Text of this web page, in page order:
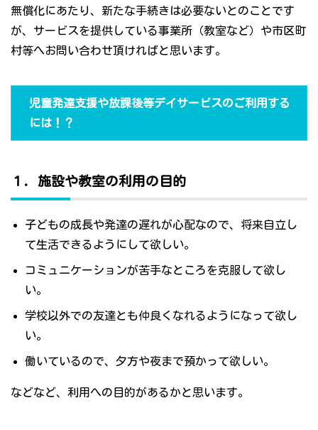
無償化にあたり、新たな手続きは必要ないとのことです
が、サービスを提供している事業所（教室など）や市区町
村等へお問い合わせ頂ければと思います。
児童発達支援や放課後等デイサービスのご利用する
には！？
１．施設や教室の利用の目的
子どもの成長や発達の遅れが心配なので、将来自立し
て生活できるようにして欲しい。
コミュニケーションが苦手なところを克服して欲し
い。
学校以外での友達とも仲良くなれるようになって欲し
い。
働いているので、夕方や夜まで預かって欲しい。
などなど、利用への目的があるかと思います。